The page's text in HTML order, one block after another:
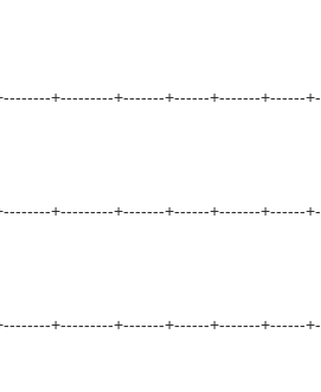
+---------+-------+------+-------+------
+---------+-------+------+-------+------
+---------+-------+------+-------+------